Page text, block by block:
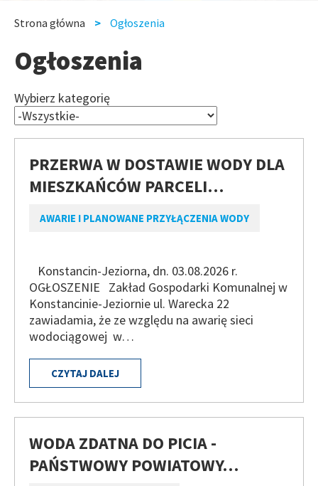
nawigacyjna
Strona główna Ogłoszenia
Ogłoszenia
Wybierz kategorię
PRZERWA W DOSTAWIE WODY DLA
MIESZKAŃCÓW PARCELI…
AWARIE I PLANOWANE PRZYŁĄCZENIA WODY
Konstancin-Jeziorna, dn. 03.08.2026 r.
OGŁOSZENIE Zakład Gospodarki Komunalnej w
Konstancinie-Jeziornie ul. Warecka 22
zawiadamia, że ze względu na awarię sieci
wodociągowej w…
CZYTAJ DALEJ
WODA ZDATNA DO PICIA -
PAŃSTWOWY POWIATOWY…